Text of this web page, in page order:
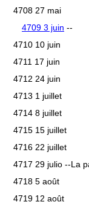
4708 27 mai
4709 3 juin --
4710 10 juin
4711 17 juin
4712 24 juin
4713 1 juillet
4714 8 juillet
4715 15 juillet
4716 22 juillet
4717 29 julio --La
4718 5 août
4719 12 août